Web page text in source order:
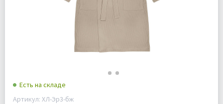
Есть на складе
Артикул: ХЛ-Эр3-бж